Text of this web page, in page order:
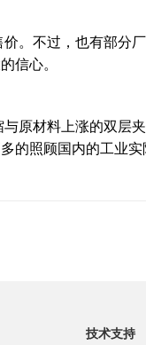
不过，也有部分
信心。
材料上涨的双层
的照顾国内的工业实
技术支持